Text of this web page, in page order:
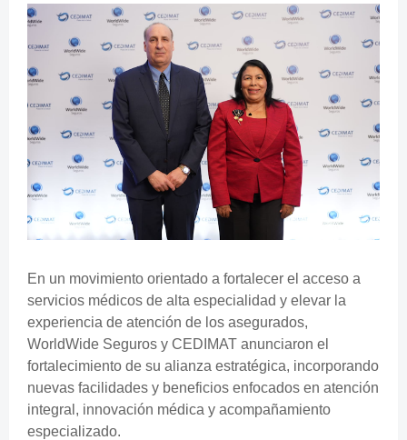
En un movimiento orientado a fortalecer el acceso a
servicios médicos de alta especialidad y elevar la
experiencia de atención de los asegurados,
WorldWide Seguros y CEDIMAT anunciaron el
fortalecimiento de su alianza estratégica, incorporando
nuevas facilidades y beneficios enfocados en atención
integral, innovación médica y acompañamiento
especializado.